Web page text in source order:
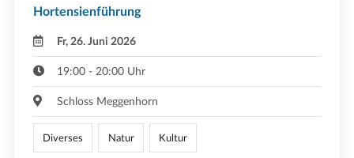
Hortensienführung
Fr, 26. Juni 2026
19:00 - 20:00 Uhr
Schloss Meggenhorn
Diverses Natur Kultur